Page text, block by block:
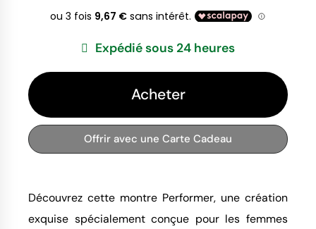
Expédié sous 24 heures
Acheter
Offrir avec une Carte Cadeau
Découvrez cette montre Performer, une création
exquise spécialement conçue pour les femmes